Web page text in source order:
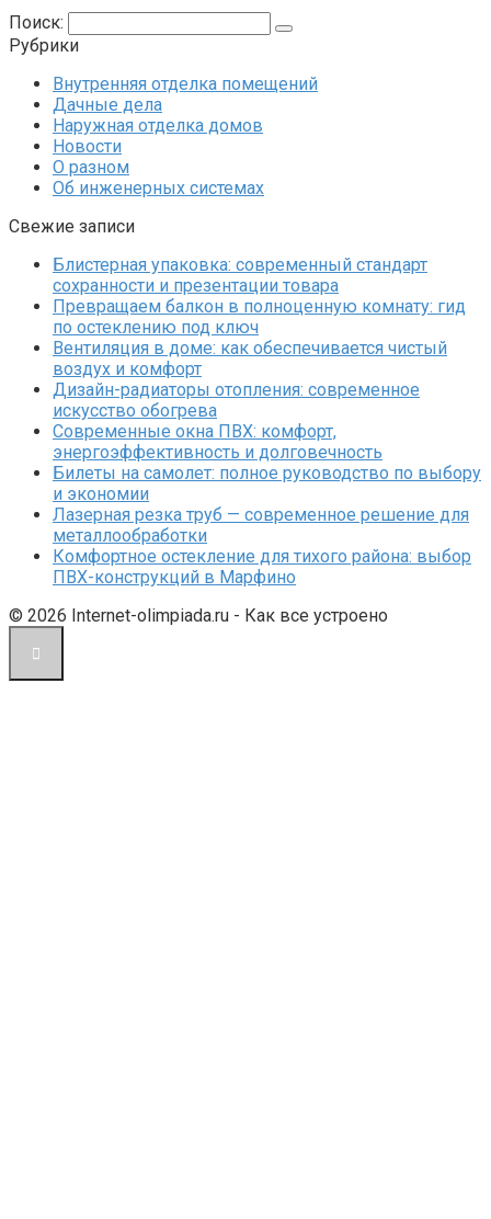
Поиск:
Рубрики
Внутренняя отделка помещений
Дачные дела
Наружная отделка домов
Новости
О разном
Об инженерных системах
Свежие записи
Блистерная упаковка: современный стандарт
сохранности и презентации товара
Превращаем балкон в полноценную комнату: гид
по остеклению под ключ
Вентиляция в доме: как обеспечивается чистый
воздух и комфорт
Дизайн-радиаторы отопления: современное
искусство обогрева
Современные окна ПВХ: комфорт,
энергоэффективность и долговечность
Билеты на самолет: полное руководство по выбору
и экономии
Лазерная резка труб — современное решение для
металлообработки
Комфортное остекление для тихого района: выбор
ПВХ-конструкций в Марфино
© 2026 Internet-olimpiada.ru - Как все устроено